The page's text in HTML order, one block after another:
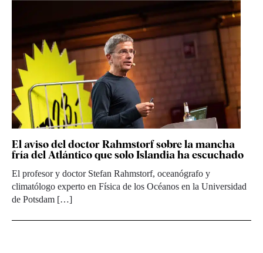
El aviso del doctor Rahmstorf sobre la mancha
fría del Atlántico que solo Islandia ha escuchado
El profesor y doctor Stefan Rahmstorf, oceanógrafo y
climatólogo experto en Física de los Océanos en la Universidad
de Potsdam […]